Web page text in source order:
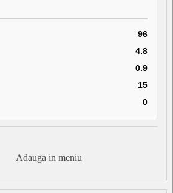
96
4.8
0.9
15
0
Adauga in meniu